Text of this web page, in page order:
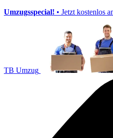
Umzugsspecial! • Jetzt kostenlos
TB Umzug